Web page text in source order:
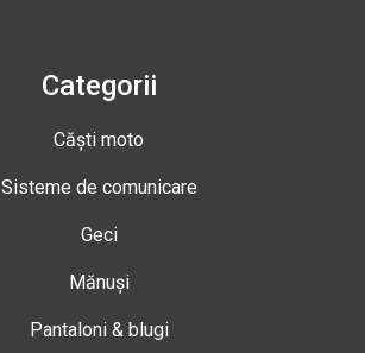
Categorii
Căști moto
Sisteme de comunicare
Geci
Mănuși
Pantaloni & blugi